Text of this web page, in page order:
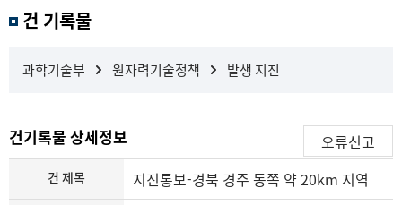
과 건 기록물
과학기술부 원자력기술정책 발생 지진
건기록물 상세정보 오류신고
건 제목 지진통보-경북 경주 동쪽 약 20km 지역